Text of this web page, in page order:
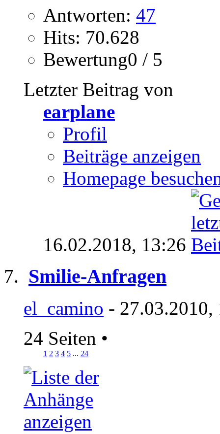
Antworten: 47
Hits: 70.628
Bewertung0 / 5
Letzter Beitrag von
earplane
Profil
Beiträge anzeigen
Homepage
16.02.2018, 13:26
Smilie-Anfragen
el_camino -
24 Seiten •
1 2 3 4 5 ... 24